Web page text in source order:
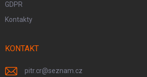
GDPR
Kontakty
KONTAKT
pitr.cr@seznam.cz